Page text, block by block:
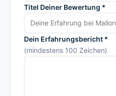
Titel Deiner Bewertung *
Dein Erfahrungsbericht *
(mindestens 100 Zeichen)